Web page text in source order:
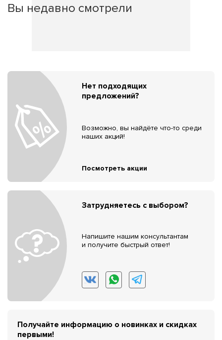
Вы недавно смотрели
Нет подходящих
предложений?
Возможно, вы найдёте что-то среди
наших акций!
Посмотреть акции
Затрудняетесь с выбором?
Напишите нашим консультантам
и получите быстрый ответ!
Получайте информацию о новинках и скидках
первыми!